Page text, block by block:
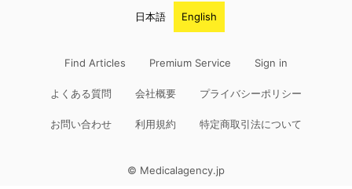
日本語 English
Find Articles Premium Service Sign in
よくある質問 会社概要 プライバシーポリシー
お問い合わせ 利用規約 特定商取引法について
© Medicalagency.jp